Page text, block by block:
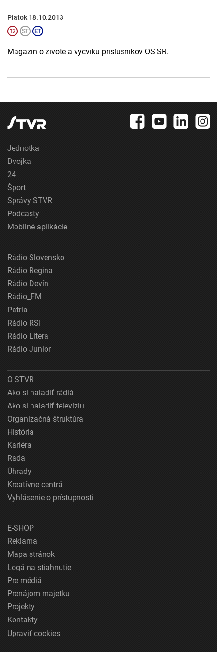
Piatok 18.10.2013
Magazín o živote a výcviku príslušníkov OS SR.
Jednotka
Dvojka
24
Šport
Správy STVR
Podcasty
Mobilné aplikácie
Rádio Slovensko
Rádio Regina
Rádio Devín
Rádio_FM
Patria
Rádio RSI
Rádio Litera
Rádio Junior
O STVR
Ako si naladiť rádiá
Ako si naladiť televíziu
Organizačná štruktúra
História
Kariéra
Rada
Úhrady
Kreatívne centrá
Vyhlásenie o prístupnosti
E-SHOP
Reklama
Mapa stránok
Logá na stiahnutie
Pre médiá
Prenájom majetku
Projekty
Kontakty
Upraviť cookies